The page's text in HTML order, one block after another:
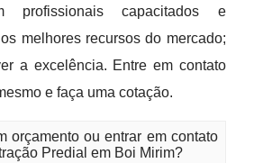
profissionais capacitados e
melhores recursos do mercado;
a excelência. Entre em contato
e faça uma cotação.
orçamento ou entrar em contato
Predial em Boi Mirim?